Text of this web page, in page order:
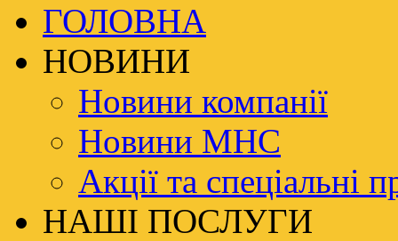
ГОЛОВНА
НОВИНИ
Новини компанії
Новини МНС
Акції та спеціальні
НАШІ ПОСЛУГИ